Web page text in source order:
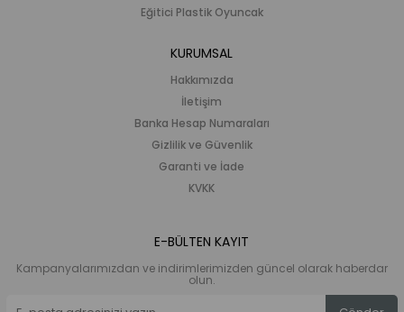
Eğitici Plastik Oyuncak
KURUMSAL
Hakkımızda
İletişim
Banka Hesap Numaraları
Gizlilik ve Güvenlik
Garanti ve İade
KVKK
E-BÜLTEN KAYIT
Kampanyalarımızdan ve indirimlerimizden güncel olarak haberdar
olun.